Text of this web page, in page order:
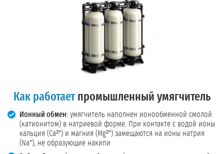
Как работаетпромышленный умягчитель
Ионный обмен: умягчитель наполнен ионообменной смолой
(катионитом) в натриевой форме. При контакте с водой ионы
кальция (Ca²⁺) и магния (Mg²⁺) замещаются на ионы натрия
(Na⁺), не образующие накипи